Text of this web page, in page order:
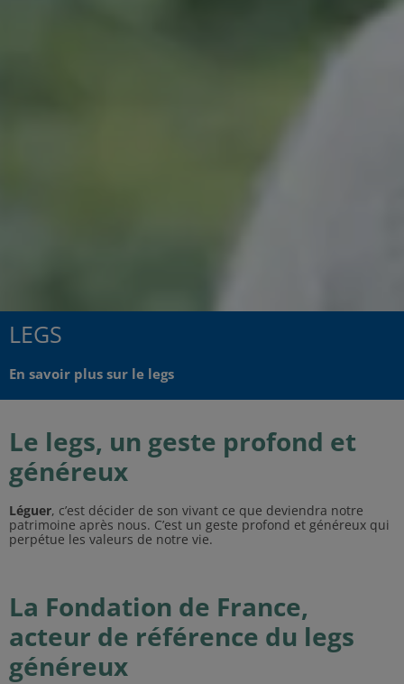
LEGS
En savoir plus sur le legs
Le legs, un geste profond et
généreux
Léguer, c’est décider de son vivant ce que deviendra notre
patrimoine après nous. C’est un geste profond et généreux qui
perpétue les valeurs de notre vie.
La Fondation de France,
acteur de référence du legs
généreux